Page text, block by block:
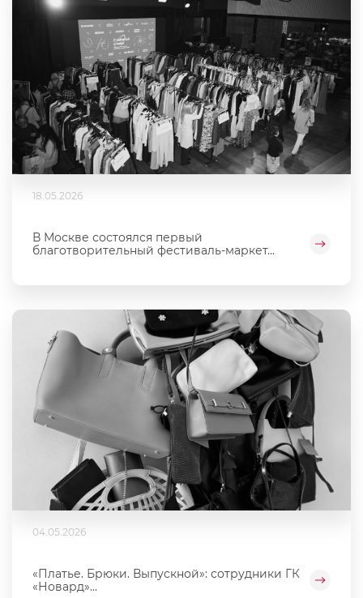
18.05.2026
В Москве состоялся первый
благотворительный фестиваль‑маркет...
04.05.2026
«Платье. Брюки. Выпускной»: сотрудники ГК
«Новард»...